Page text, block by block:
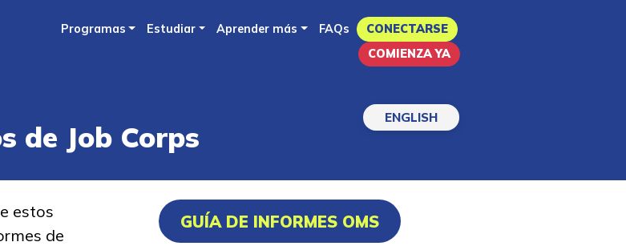
to
Programas Estudiar Aprender más FAQs
CONECTARSE
COMIENZA YA
ENGLISH
de Job Corps
estos
de
GUÍA DE INFORMES OMS